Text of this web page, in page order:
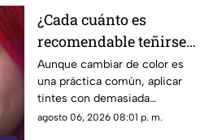
¿Cada cuánto es
recomendable teñirse
el cabello?
Especialistas explican
por qué hacerlo
seguido puede dañarlo
Aunque cambiar de color es
una práctica común, aplicar
tintes con demasiada
frecuencia puede afectar la
agosto 06, 2026 08:01 p. m.